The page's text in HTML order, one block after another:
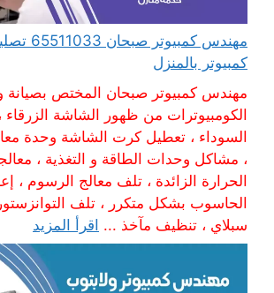
مهندس
كمبيوتر بالمنزل
مهندس كمبيوتر صبحان المختص بصيانة
الكومبيوترات من ظهور الشاشة
السوداء ، تعطيل كرت الشاشة وحدة
، مشاكل وحدات الطاقة و التغذية ،
الحرارة الزائدة ، تلف معالج الرسوم ،
الحاسوب بشكل متكرر ، تلف
سبلاي ، تنظيف مآخذ ... اقرأ المزيد